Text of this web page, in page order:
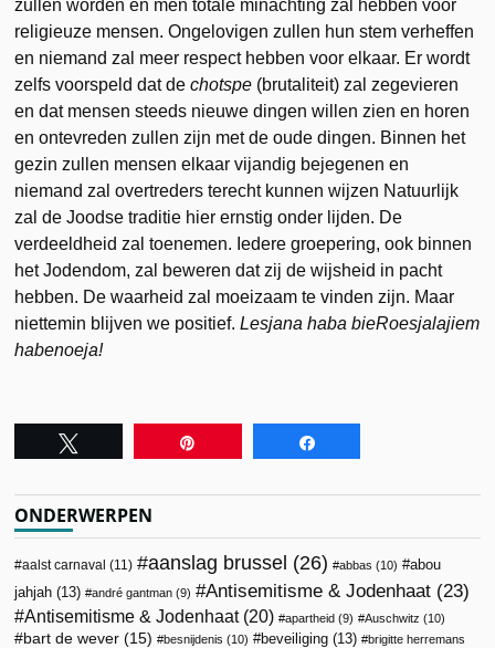
zullen worden en men totale minachting zal hebben voor
religieuze mensen. Ongelovigen zullen hun stem verheffen
en niemand zal meer respect hebben voor elkaar. Er wordt
zelfs voorspeld dat dechotspe (brutaliteit) zal zegevieren
en dat mensen steeds nieuwe dingen willen zien en horen
en ontevreden zullen zijn met de oude dingen. Binnen het
gezin zullen mensen elkaar vijandig bejegenen en
niemand zal overtreders terecht kunnen wijzen Natuurlijk
zal de Joodse traditie hier ernstig onder lijden. De
verdeeldheid zal toenemen. Iedere groepering, ook binnen
het Jodendom, zal beweren dat zij de wijsheid in pacht
hebben. De waarheid zal moeizaam te vinden zijn. Maar
niettemin blijven we positief.Lesjana haba bieRoesjalajiem
habenoeja!
ONDERWERPEN
aalst carnaval (11) aanslag brussel (26) abbas (10)
abou
jahjah (13) andré gantman (9) Antisemitisme & Jodenhaat (23)
Antisemitisme & Jodenhaat(20) apartheid (9) Auschwitz (10)
bart de wever (15) besnijdenis (10) beveiliging (13)
brigitte herremans